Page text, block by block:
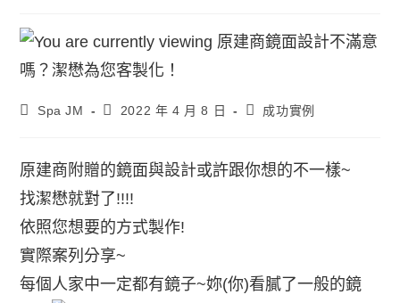
Spa JM 2022 年 4 月 8 日 成功實例
原建商附贈的鏡面與設計或許跟你想的不一樣~
找潔懋就對了!!!!
依照您想要的方式製作!
實際案列分享~
每個人家中一定都有鏡子~妳(你)看膩了一般的鏡